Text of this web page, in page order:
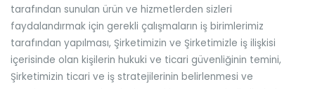
tarafından sunulan ürün ve hizmetlerden sizleri
faydalandırmak için gerekli çalışmaların iş birimlerimiz
tarafından yapılması, Şirketimizin ve Şirketimizle iş ilişkisi
içerisinde olan kişilerin hukuki ve ticari güvenliğinin temini,
Şirketimizin ticari ve iş stratejilerinin belirlenmesi ve